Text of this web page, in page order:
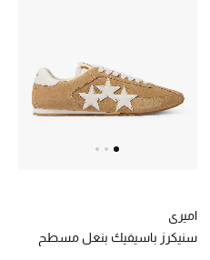
اميري
سنيكرز باسيفيك بنعل مسطح